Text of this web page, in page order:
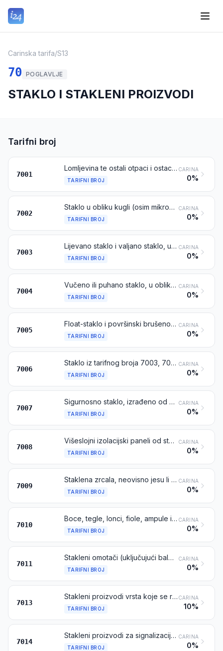
Carinska tarifa/S13
70 POGLAVLJE
STAKLO I STAKLENI PROIZVODI
Tarifni broj
7001
Lomljevina te ostali otpaci i ostaci od stakla, osim od stakla iz katodnih cijevi i drugog aktiviranog stakla iz tarifnog broja 8549; staklo u masi
TARIFNI BROJ
CARINA
0%
7002
Staklo u obliku kugli (osim mikrokuglica iz tarifnog broja 7018), šipki ili cijevi, neobrađeno
TARIFNI BROJ
CARINA
0%
7003
Lijevano staklo i valjano staklo, u obliku ploča ili profila, neovisno ima li apsorpcijski, reflektirajući ili nereflektirajući sloj ili ne, ali drukčije neobrađeno
TARIFNI BROJ
CARINA
0%
7004
Vučeno ili puhano staklo, u obliku ploča, neovisno ima li apsorpcijski, reflektirajući ili nereflektirajući sloj ili ne, ali drukčije neobrađeno
TARIFNI BROJ
CARINA
0%
7005
Float-staklo i površinski brušeno ili polirano staklo, u obliku ploča, neovisno ima li apsorpcijski, reflektirajući ili nereflektirajući sloj ili ne, ali drukčije neobrađeno
TARIFNI BROJ
CARINA
0%
7006
Staklo iz tarifnog broja 7003, 7004 ili 7005, savijeno, obrađenih rubova, gravirano, bušeno, emajlirano ili drukčije obrađeno, ali neuokvireno niti spojeno s drugim materijalima
TARIFNI BROJ
CARINA
0%
7007
Sigurnosno staklo, izrađeno od kaljenog ili slojevitog stakla
TARIFNI BROJ
CARINA
0%
7008
Višeslojni izolacijski paneli od stakla
TARIFNI BROJ
CARINA
0%
7009
Staklena zrcala, neovisno jesu li uokvirena ili ne, uključujući retrovizore
TARIFNI BROJ
CARINA
0%
7010
Boce, tegle, lonci, fiole, ampule i ostali spremnici, od stakla, vrsta koje se rabi za transport ili pakiranje robe; staklenke za konzerviranje; čepovi, poklopci i ostali zatvarači, od stakla
TARIFNI BROJ
CARINA
0%
7011
Stakleni omotači (uključujući balone i cijevi), otvoreni, i njihovi stakleni dijelovi, bez pribora, za električne žarulje i izvori svjetlosti, katodne cijevi ili slično
TARIFNI BROJ
CARINA
0%
7013
Stakleni proizvodi vrsta koje se rabi za stolom, u kuhinji, za toaletnu uporabu, u uredima, za unutarnje opremanje ili slične namjene (osim onih iz tarifnog broja 7010 ili 7018)
TARIFNI BROJ
CARINA
10%
7014
Stakleni proizvodi za signalizaciju i optički elementi od stakla (osim onih iz tarifnog broja 7015), optički neobrađeni
TARIFNI BROJ
CARINA
0%